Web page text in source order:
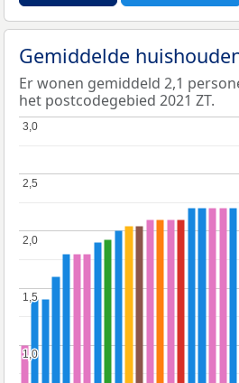
Gemiddelde
Er wonen gemiddeld 2,1
het postcodegebied 2021 ZT.
1,0
1,0
1,5
1,5
2,0
2,0
2,5
2,5
3,0
3,0